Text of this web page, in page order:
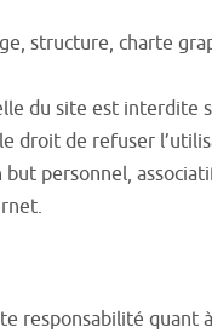
structure, charte
du site est interdite
droit de refuser
personnel,
responsabilité